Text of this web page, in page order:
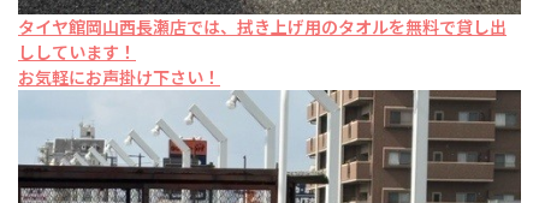
タイヤ館岡山西長瀬店では、拭き上げ用のタオルを無料で貸し出
ししています！
お気軽にお声掛け下さい！